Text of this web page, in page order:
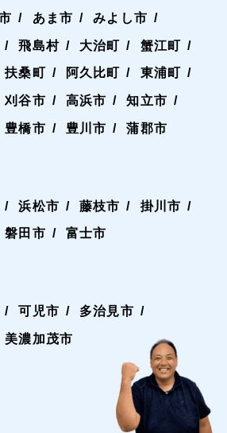
あま市 みよし市
飛島村 大治町 蟹江町
扶桑町 阿久比町 東浦町
刈谷市 高浜市 知立市
豊橋市 豊川市 蒲郡市
浜松市 藤枝市 掛川市
磐田市 富士市
可児市 多治見市
美濃加茂市